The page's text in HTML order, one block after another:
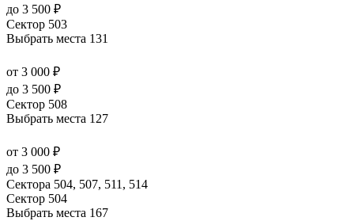
до 3 500 ₽
Сектор 503
Выбрать места 131
от 3 000 ₽
до 3 500 ₽
Сектор 508
Выбрать места 127
от 3 000 ₽
до 3 500 ₽
Сектора 504, 507, 511, 514
Сектор 504
Выбрать места 167